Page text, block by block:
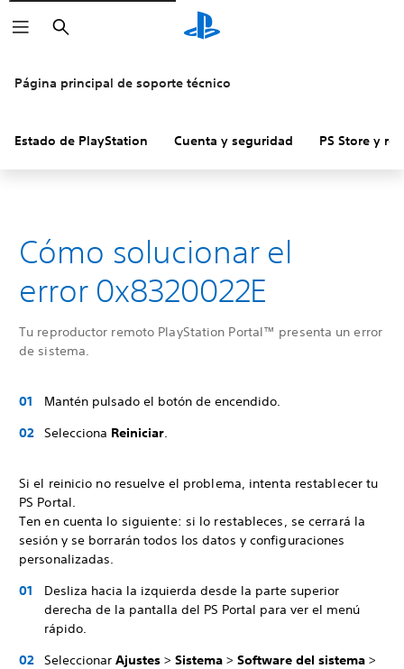
Buscar
Página principal de soporte técnico
Estado de PlayStation Cuenta y seguridad PS Store y
Cómo solucionar el
error 0x8320022E
Tu reproductor remoto PlayStation Portal™ presenta un error
de sistema.
Mantén pulsado el botón de encendido.
Selecciona Reiniciar.
Si el reinicio no resuelve el problema, intenta restablecer tu
PS Portal.
Ten en cuenta lo siguiente: si lo restableces, se cerrará la
sesión y se borrarán todos los datos y configuraciones
personalizadas.
Desliza hacia la izquierda desde la parte superior
derecha de la pantalla del PS Portal para ver el menú
rápido.
Seleccionar Ajustes > Sistema > Software del sistema >